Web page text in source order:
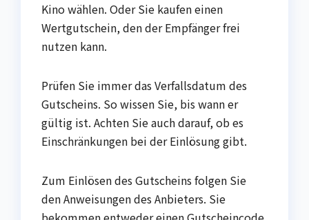
Kino wählen. Oder Sie kaufen einen
Wertgutschein, den der Empfänger frei
nutzen kann.
Prüfen Sie immer das Verfallsdatum des
Gutscheins. So wissen Sie, bis wann er
gültig ist. Achten Sie auch darauf, ob es
Einschränkungen bei der Einlösung gibt.
Zum Einlösen des Gutscheins folgen Sie
den Anweisungen des Anbieters. Sie